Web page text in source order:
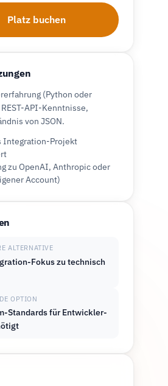
Platz buchen
(Python oder
API-Kenntnisse,
von JSON.
Integration-Projekt
zu OpenAI, Anthropic oder
Account)
ALTERNATIVE
Fokus zu technisch
OPTION
Standards für Entwickler-